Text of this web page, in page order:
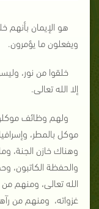
هو الإيمان بأنهم
ويفعلون ما يؤمرون.
خلقوا من نور،
إلا الله تعالى.
ولهم وظائف
موكل بالمطر،
وهناك خازن الجنة،
والحفظة الكاتبون،
الله تعالى، ومنهم
غزواته، ومنهم من